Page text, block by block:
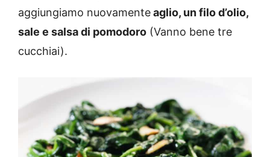
aggiungiamo nuovamenteaglio, un filo d’olio,
sale e salsa di pomodoro (Vanno bene tre
cucchiai).